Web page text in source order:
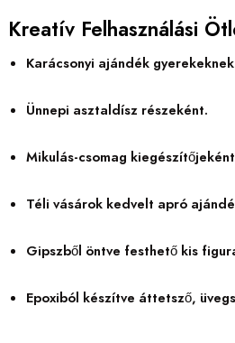
Kreatív Felhasználási
Karácsonyi ajándék
Ünnepi asztaldísz részeként.
Mikulás-csomag
Téli vásárok kedvelt apró
Gipszből öntve festhető kis
Epoxiból készítve áttetsző,